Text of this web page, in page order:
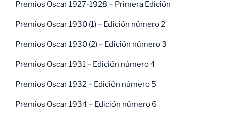
Premios Oscar 1927-1928 – Primera Edición
Premios Oscar 1930 (1) – Edición número 2
Premios Oscar 1930 (2) – Edición número 3
Premios Oscar 1931 – Edición número 4
Premios Oscar 1932 – Edición número 5
Premios Oscar 1934 – Edición número 6